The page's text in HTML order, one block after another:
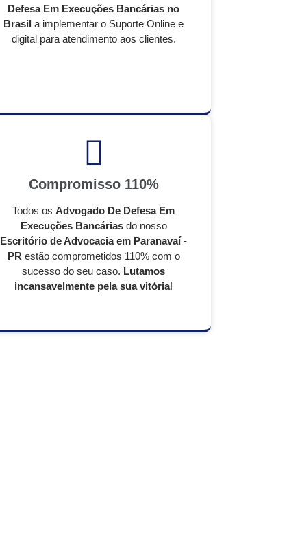
Defesa Em Execuções Bancárias no
Brasil a implementar o Suporte Online e
digital para atendimento aos clientes.
Compromisso 110%
Todos os Advogado De Defesa Em
Execuções Bancáriasdo nosso
Escritório de Advocacia em Paranavaí -
PR estão comprometidos 110% com o
sucesso do seu caso. Lutamos
incansavelmente pela sua vitória!